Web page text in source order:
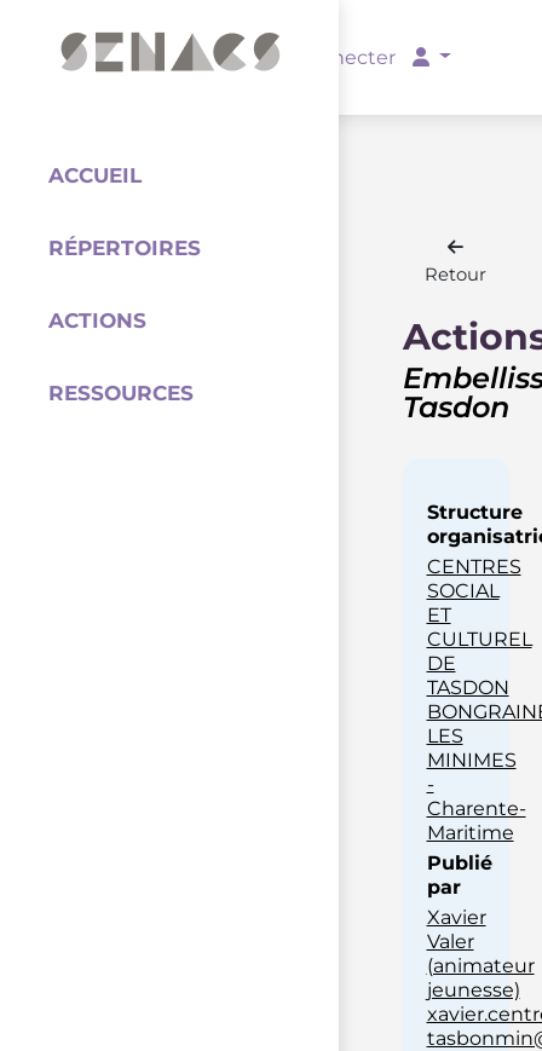
Se connecter
ACCUEIL
RÉPERTOIRES
ACTIONS
RESSOURCES
Retour
Tasdon
Structure
CENTRES
SOCIAL
ET
CULTUREL
DE
TASDON
LES
MINIMES
-
Charente-
Maritime
Publié
par
Xavier
Valer
(animateur
jeunesse)